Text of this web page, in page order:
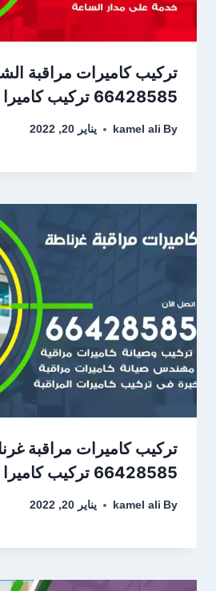
تركيب كاميرات مراقبة
66428585 تركيب كاميرا مراقبه
By
kamel ali يناير 20, 2022
تركيب كاميرات مراقبة
66428585 تركيب كاميرا مراقبه
By
kamel ali يناير 20, 2022